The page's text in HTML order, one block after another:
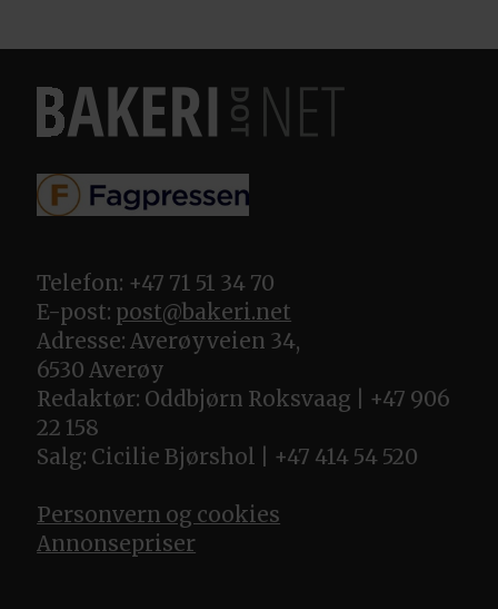
Telefon: +47 71 51 34 70
E-post: post@bakeri.net
Adresse: Averøyveien 34,
6530 Averøy
Redaktør: Oddbjørn Roksvaag | +47 906
22 158
Salg: Cicilie Bjørshol | +47 414 54 520
Personvern og cookies
Annonsepriser